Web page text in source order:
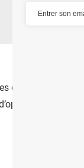
dernières années,
au grand